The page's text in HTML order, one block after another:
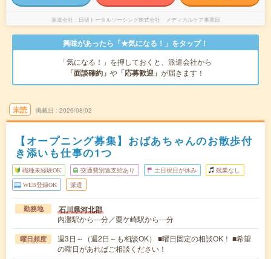
派遣会社 日研トータルソーシング株式会社 メディカルケア事業部
興味があったら「★気になる！」をタップ！
「気になる！」を押しておくと、派遣会社から
「面談確約」 や 「応募歓迎」 が届きます！
未読 掲載日 2026/08/02
【オープニング募集】おばあちゃんのお散歩付
き添いも仕事の1つ
職種未経験OK 交通費別途支給あり 土日祝日が休み 残業なし
WEB登録OK 派遣
勤務地 石川県河北郡
内灘駅から---分／粟ケ崎駅から---分
曜日頻度
週3日～（週2日～も相談OK） ■曜日固定の相談OK！ ■希望
の曜日があればご相談ください！